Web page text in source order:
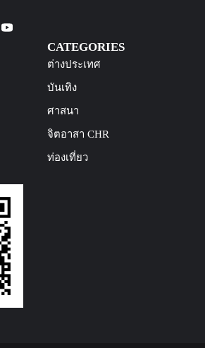
CATEGORIES
ต่างประเทศ
บันเทิง
ศาสนา
จิตอาสา CHR
ท่องเที่ยว